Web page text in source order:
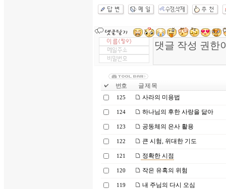
번호 글 제 목
125 사라의 미용법
124 하나님의 후한 사랑을 닮아
123 공동체의 은사 활용
122 큰 시험, 위대한 기도
121 정확한 시점
120 작은 유혹의 위험
119 내 주님의 다시 오심